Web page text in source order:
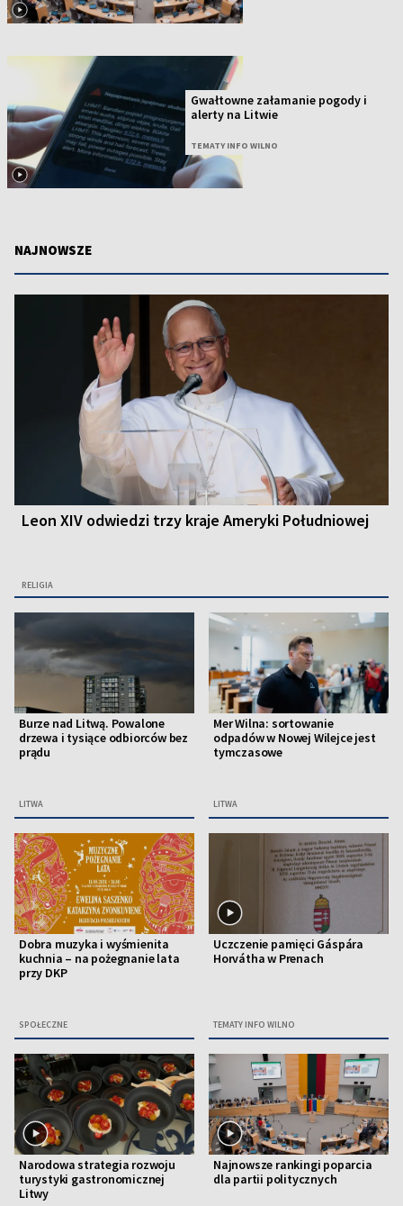
Gwałtowne załamanie pogody i
alerty na Litwie
TEMATY INFO WILNO
NAJNOWSZE
Leon XIV odwiedzi trzy kraje Ameryki Południowej
RELIGIA
Burze nad Litwą. Powalone
drzewa i tysiące odbiorców bez
prądu
LITWA
Mer Wilna: sortowanie
odpadów w Nowej Wilejce jest
tymczasowe
LITWA
Dobra muzyka i wyśmienita
kuchnia – na pożegnanie lata
przy DKP
SPOŁECZNE
Uczczenie pamięci Gáspára
Horvátha w Prenach
TEMATY INFO WILNO
Narodowa strategia rozwoju
turystyki gastronomicznej
Litwy
Najnowsze rankingi poparcia
dla partii politycznych